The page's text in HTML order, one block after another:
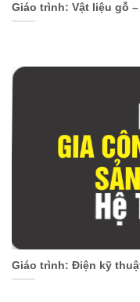
Giáo trình: Vật liệu gỗ –
Giáo trình: Điện kỹ